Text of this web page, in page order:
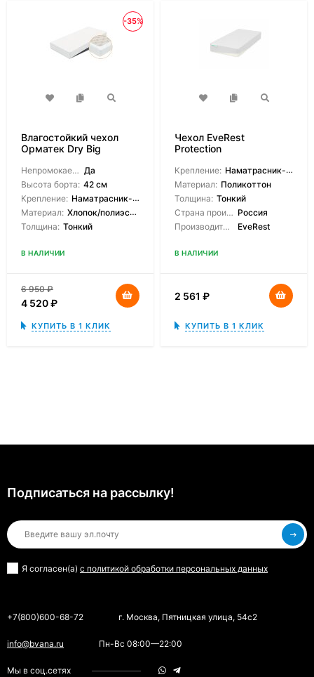
-35%
Влагостойкий чехол
Орматек Dry Big
Непромокаемый: Да
Высота борта: 42 см
Крепление: Наматрасник-чехол
Материал: Хлопок/полиэстер
Толщина: Тонкий
В НАЛИЧИИ
6 950₽
4 520₽
КУПИТЬ В 1 КЛИК
Чехол EveRest
Protection
Крепление: Наматрасник-чехол
Материал: Поликоттон
Толщина: Тонкий
Страна производитель: Россия
Производитель:
EveRest
В НАЛИЧИИ
2 561 ₽
КУПИТЬ В 1 КЛИК
Подписаться на рассылкy!
Я согласен(a) с политикой обработки персональных данных
+7(800)600-68-72 г. Москва, Пятницкая улица, 54с2
info@bvana.ru Пн-Вс 08:00—22:00
Мы в соц.сетях